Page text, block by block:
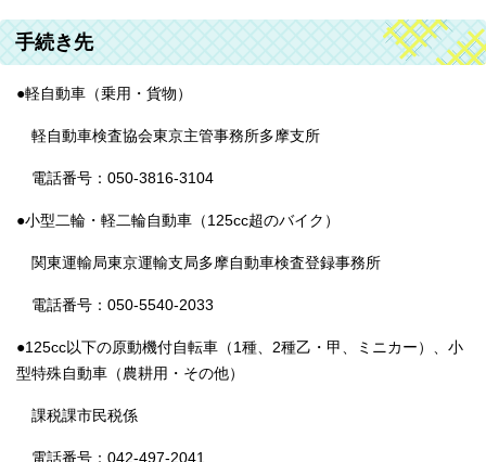
手続き先
●軽自動車（乗用・貨物）
軽自動車検査協会東京主管事務所多摩支所
電話番号：050-3816-3104
●小型二輪・軽二輪自動車（125cc超のバイク）
関東運輸局東京運輸支局多摩自動車検査登録事務所
電話番号：050-5540-2033
●125cc以下の原動機付自転車（1種、2種乙・甲、ミニカー）、小
型特殊自動車（農耕用・その他）
課税課市民税係
電話番号：042-497-2041